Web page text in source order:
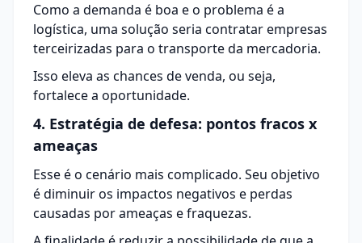
Como a demanda é boa e o problema é a
logística, uma solução seria contratar empresas
terceirizadas para o transporte da mercadoria.
Isso eleva as chances de venda, ou seja,
fortalece a oportunidade.
4. Estratégia de defesa: pontos fracos x
ameaças
Esse é o cenário mais complicado. Seu objetivo
é diminuir os impactos negativos e perdas
causadas por ameaças e fraquezas.